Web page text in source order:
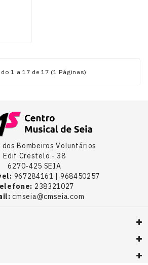
1 a 17 de 17 (1 Páginas)
dos Bombeiros Voluntários
Edif Crestelo - 38
6270-425 SEIA
967284161 | 968450257
238321027
cmseia@cmseia.com